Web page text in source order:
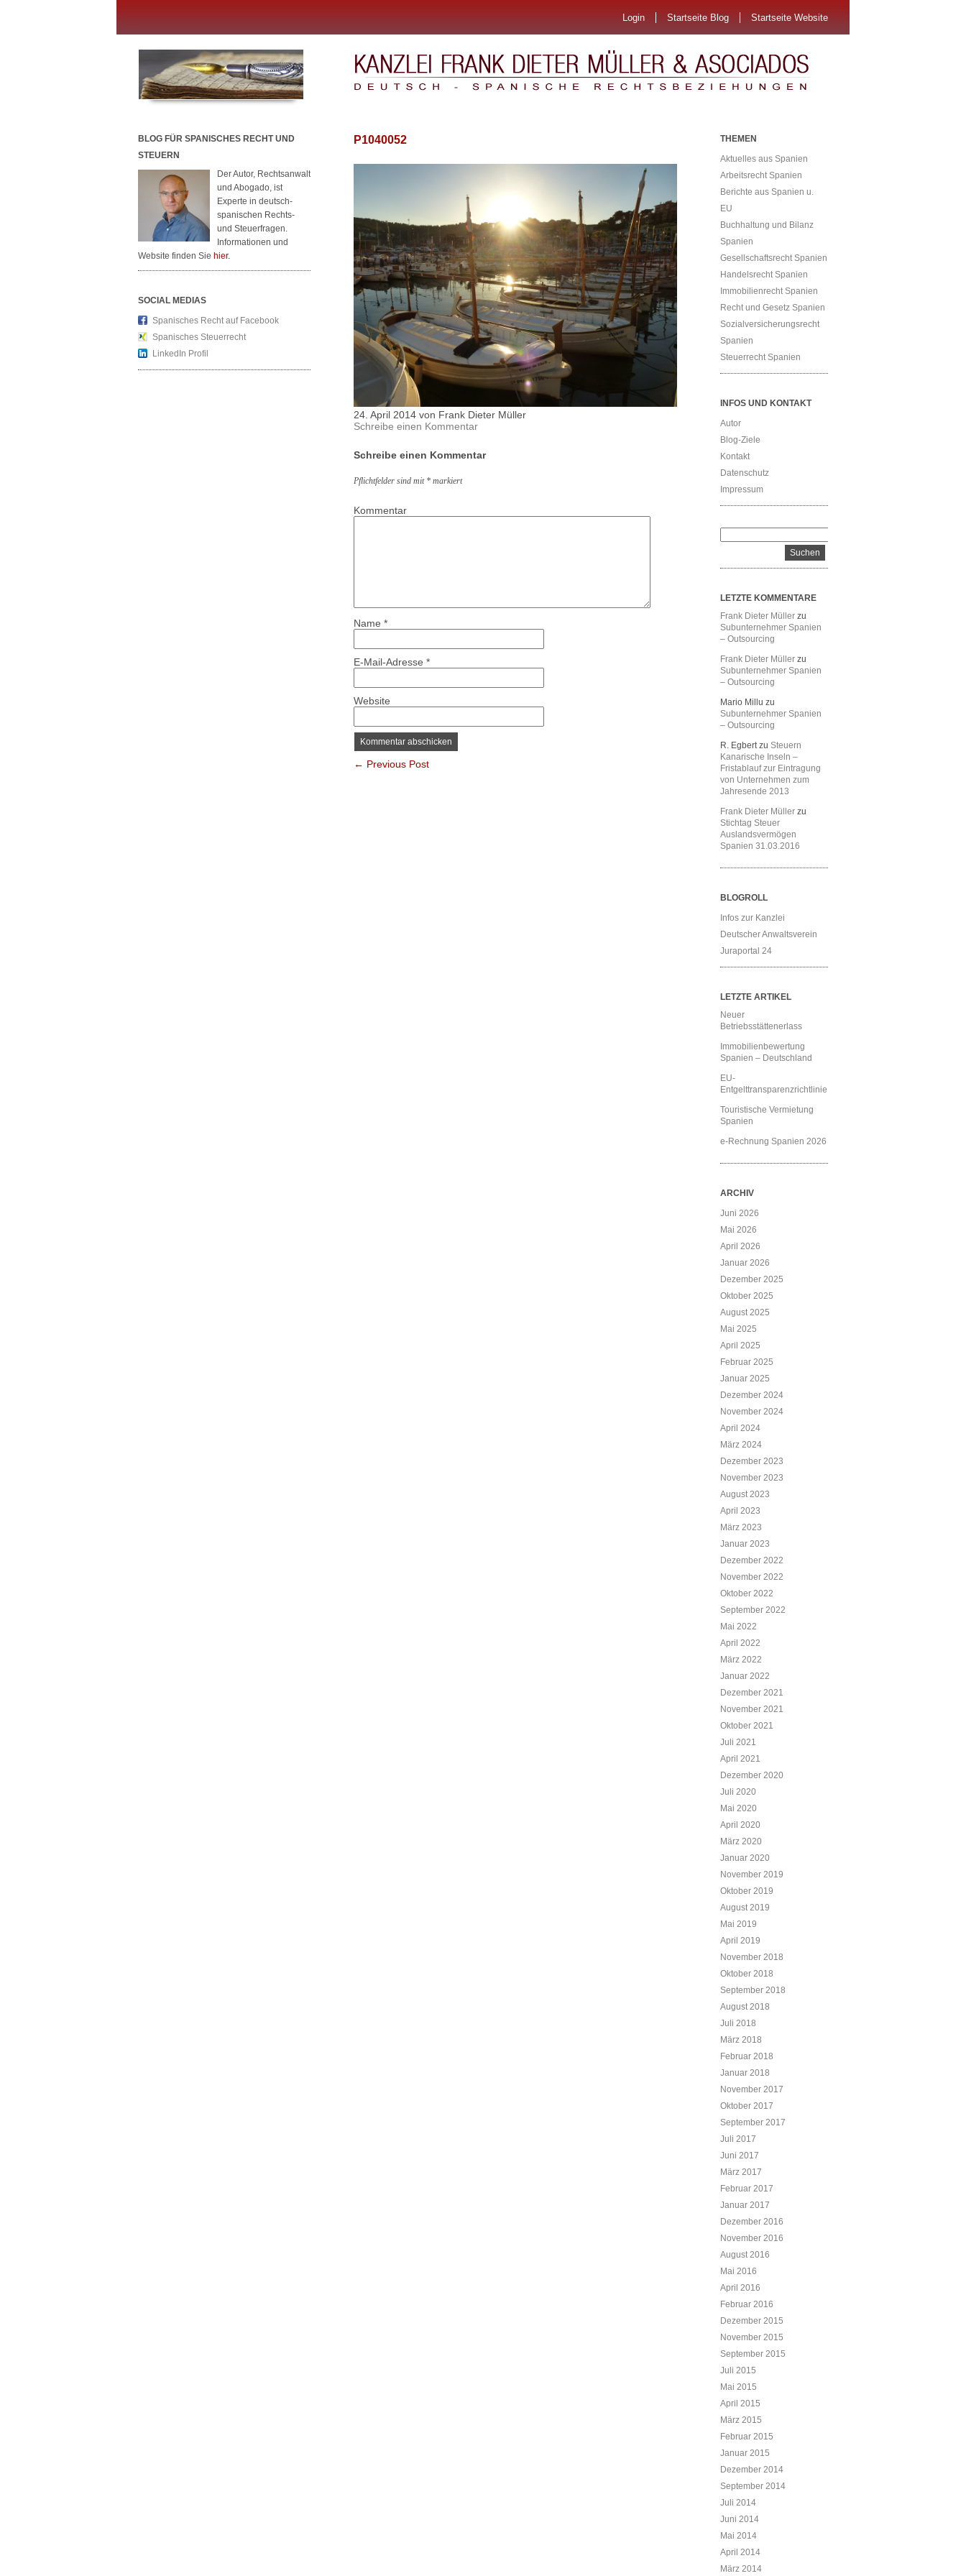
Login Startseite Blog Startseite Website
BLOG FÜR SPANISCHES RECHT UND
STEUERN
Der Autor, Rechtsanwalt
und Abogado, ist
Experte in deutsch-
spanischen Rechts-
und Steuerfragen.
Informationen und
Website finden Sie hier.
SOCIAL MEDIAS
Spanisches Recht auf Facebook
Spanisches Steuerrecht
LinkedIn Profil
P1040052
24. April 2014 von Frank Dieter Müller
Schreibe einen Kommentar
Schreibe einen Kommentar
Pflichtfelder sind mit * markiert
Kommentar
Name *
E-Mail-Adresse *
Website
← Previous Post
THEMEN
Aktuelles aus Spanien
Arbeitsrecht Spanien
Berichte aus Spanien u.
EU
Buchhaltung und Bilanz
Spanien
Gesellschaftsrecht Spanien
Handelsrecht Spanien
Immobilienrecht Spanien
Recht und Gesetz Spanien
Sozialversicherungsrecht
Spanien
Steuerrecht Spanien
INFOS UND KONTAKT
Autor
Blog-Ziele
Kontakt
Datenschutz
Impressum
LETZTE KOMMENTARE
Frank Dieter Müller zu
Subunternehmer Spanien
– Outsourcing
Frank Dieter Müller zu
Subunternehmer Spanien
– Outsourcing
Mario Millu zu
Subunternehmer Spanien
– Outsourcing
R. EgbertzuSteuern
Kanarische Inseln –
Fristablauf zur Eintragung
von Unternehmen zum
Jahresende 2013
Frank Dieter Müller zu
Stichtag Steuer
Auslandsvermögen
Spanien 31.03.2016
BLOGROLL
Infos zur Kanzlei
Deutscher Anwaltsverein
Juraportal 24
LETZTE ARTIKEL
Neuer
Betriebsstättenerlass
Immobilienbewertung
Spanien – Deutschland
EU-
Entgelttransparenzrichtlinie
Touristische Vermietung
Spanien
e-Rechnung Spanien 2026
ARCHIV
Juni 2026
Mai 2026
April 2026
Januar 2026
Dezember 2025
Oktober 2025
August 2025
Mai 2025
April 2025
Februar 2025
Januar 2025
Dezember 2024
November 2024
April 2024
März 2024
Dezember 2023
November 2023
August 2023
April 2023
März 2023
Januar 2023
Dezember 2022
November 2022
Oktober 2022
September 2022
Mai 2022
April 2022
März 2022
Januar 2022
Dezember 2021
November 2021
Oktober 2021
Juli 2021
April 2021
Dezember 2020
Juli 2020
Mai 2020
April 2020
März 2020
Januar 2020
November 2019
Oktober 2019
August 2019
Mai 2019
April 2019
November 2018
Oktober 2018
September 2018
August 2018
Juli 2018
März 2018
Februar 2018
Januar 2018
November 2017
Oktober 2017
September 2017
Juli 2017
Juni 2017
März 2017
Februar 2017
Januar 2017
Dezember 2016
November 2016
August 2016
Mai 2016
April 2016
Februar 2016
Dezember 2015
November 2015
September 2015
Juli 2015
Mai 2015
April 2015
März 2015
Februar 2015
Januar 2015
Dezember 2014
September 2014
Juli 2014
Juni 2014
Mai 2014
April 2014
März 2014